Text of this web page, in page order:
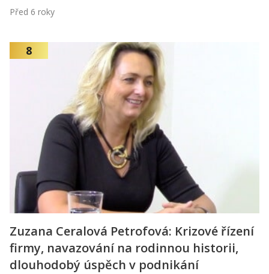
Před 6 roky
8
Zuzana Ceralová Petrofová: Krizové řízení
firmy, navazování na rodinnou historii,
dlouhodobý úspěch v podnikání